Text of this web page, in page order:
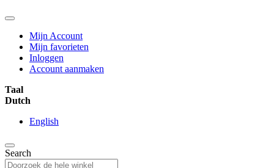
Mijn Account
Mijn favorieten
Inloggen
Account aanmaken
Taal
Dutch
English
Search